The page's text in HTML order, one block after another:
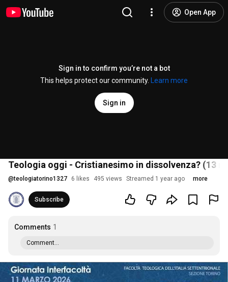
Open App
Sign in to confirm you’re not a bot
This helps protect our community.
Learn more
Sign in
Teologia oggi - Cristianesimo in dissolvenza? (13
@teologiatorino1327 6 likes 495 views Streamed 1 year ago more
Subscribe
Comments 1
Comment...